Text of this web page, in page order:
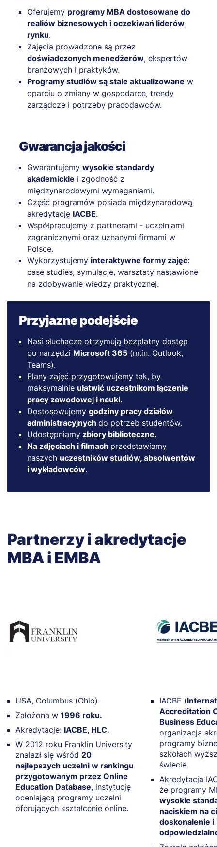
Oferujemy programy MBA dostosowane do
realiów biznesowych i oczekiwań liderów
rynku.
Zajęcia prowadzone są przez
doświadczonych menedżerów, ekspertów
branżowych i praktyków.
Programy studiów są stale aktualizowane w
oparciu o zmiany w gospodarce, trendy
zarządcze i potrzeby pracodawców.
Gwarancja jakości
Gwarantujemy wysokie standardy
akademickie i zgodność z
międzynarodowymi wymaganiami.
Część programów posiada międzynarodową
akredytację IACBE.
Współpracujemy z partnerami - uczelniami
zagranicznymi oraz uznanymi firmami w
Polsce.
Wykorzystujemy interaktywne formy zajęć:
case studies, symulacje, warsztaty nastawione
na zdobywanie wiedzy praktycznej.
Przyjazne podejście
Nasi słuchacze otrzymują bezpłatny dostęp
do narzędzi Microsoft 365 (m.in. Outlook,
Teams).
Plany zajęć przygotowujemy tak, by
maksymalnie ułatwić uczestnikom łączenie
pracy zawodowej i nauki.
Dostosowujemy godziny pracy działów
administracyjnych do potrzeb studentów.
Udostępniamy zbiory biblioteczne.
Na zdjęciach i filmach przedstawiamy
naszych uczestników studiów, absolwentów
i wykładowców.
Partnerzy i akredytacje
MBA i EMBA
USA, Columbus (Ohio).
Założona w 1996 roku.
Akredytacje: IACBE, HLC.
W 2012 roku Franklin University
znalazł się wśród 20
najlepszych uczelni w rankingu
przygotowanym przez Online
Education Database, instytucję
oceniającą programy uczelni
oferujących kształcenie online.
IACBE (
Accreditation
Business
organizacja
programy
szkołach
świecie.
Akredytacja
że programy
wysokie
naciskiem na
doskonalenie i